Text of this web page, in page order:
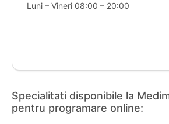
Luni – Vineri 08:00 – 20:00
Specialitati disponibile la
pentru programare online: